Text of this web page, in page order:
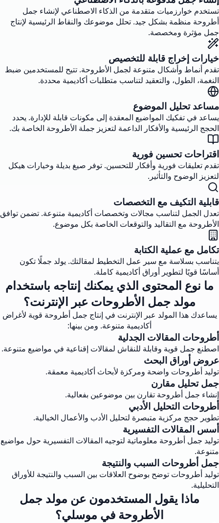
تستخدم خوارزميات متقدمة من الذكاء الاصطناعي لإنشاء جمل
أطروحة منظمة بشكل جيد. تحلل موضوعك والنقاط الرئيسية لإنتاج
جمل مؤثرة ومخصصة.
خيارات إخراج قابلة للتخصيص
تقدم أنماط وأشكال متنوعة لجمل الأطروحة. تتيح للمستخدمين ضبط
النغمة، الطول، والتعقيد لتناسب متطلبات أكاديمية محددة.
مساعد تحليل الموضوع
يساعد في تفكيك المواضيع المعقدة إلى مكونات قابلة للإدارة. يحدد
الحجج الرئيسية والأفكار الداعمة لتعزيز جملة الأطروحة الخاصة بك.
اقتراحات تحسين فورية
تقدم تعليقات فورية وأفكار للتحسين. توفر صيغ بديلة وخيارات هيكل
لتعزيز الوضوح والتأثير.
قابلية التكيف مع التخصصات
تعدل الجمل لتناسب مجالات وتخصصات أكاديمية متنوعة. تضمن توافق
الأطروحة مع التقاليد والتوقعات الخاصة بكل موضوع.
تكامل مع عملية الكتابة
يتناسب بسلاسة مع سير عمل التخطيط لمقالتك. يولد جملًا تكون
أساسًا قويًا لتطوير أوراق أكاديمية كاملة.
ما نوع المحتوى الذي يمكنك إنتاجه باستخدام
مولد جمل الأطروحات عبر الإنترنت؟
يساعدك هذا المولد عبر الإنترنت في إنتاج جمل أطروحة قوية لأغراض
أكاديمية متنوعة. ومن بينها:
أطروحات المقالات الجدلية
اصطنع جمل قوية وقابلة للنقاش لمقالات إقناعية في مواضيع متنوعة.
عروض أوراق البحث
توليد أطروحات واضحة ومركزة لأبحاث أكاديمية معمقة.
جمل تحليل مقارن
إنشاء جمل أطروحة تقارن بين موضوعين بفعالية.
أطروحات التحليل الأدبي
تطوير حجج مركزية متبصرة لتحليل الأدب والأعمال الخيالية.
أسس المقالات التفسيرية
توليد جمل أطروحة معلوماتية لتوجيه المقالات التفسيرية حول مواضيع
متنوعة.
جمل أطروحات السبب والنتيجة
توليد أطروحات توضح بوضوح العلاقات بين السبب والنتيجة للأوراق
التحليلية.
ماذا يقول المستخدمون عن مولد جمل
الأطروحة في موسلي؟